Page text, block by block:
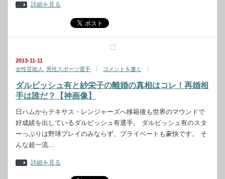
詳細を見る
2013-11-11
女性芸能人
男性スポーツ選手 コメントを書く
ダルビッシュ有と紗栄子の離婚の真相はコレ！再婚相
手は誰だ？【神画像】
日ハムからテキサス・レンジャーズへ移籍後も世界のマウンドで
好成績を出しているダルビッシュ有選手。 ダルビッシュ有のスタ
ーっぷりは野球プレイのみならず、プライベートも豪快です。 そ
んな超一流…
詳細を見る